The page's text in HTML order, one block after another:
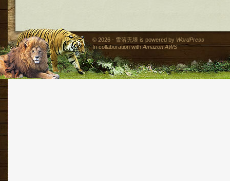
© 2026 - 雪落无垠 is powered by WordPress
In collaboration withAmazon AWS